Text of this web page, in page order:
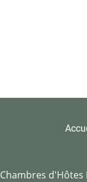
Chambres d'Hôtes